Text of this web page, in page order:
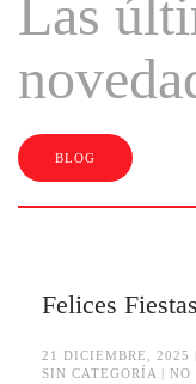
Las
BLOG
Felices
21 DICIEMBRE, 2025
SIN CATEGORÍA | NO